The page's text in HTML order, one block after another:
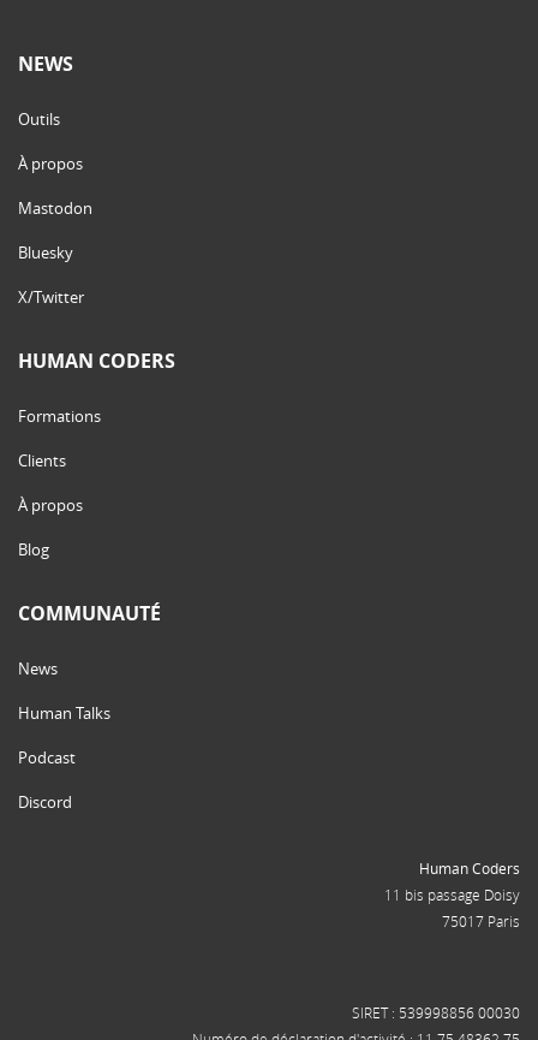
NEWS
Outils
À propos
Mastodon
Bluesky
X/Twitter
HUMAN CODERS
Formations
Clients
À propos
Blog
COMMUNAUTÉ
News
Human Talks
Podcast
Discord
Human Coders
11 bis passage Doisy
75017 Paris
SIRET : 539998856 00030